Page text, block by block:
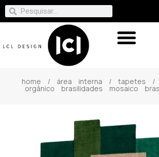
home / área interna / tapetes /
orgânico brasilidades mosaico